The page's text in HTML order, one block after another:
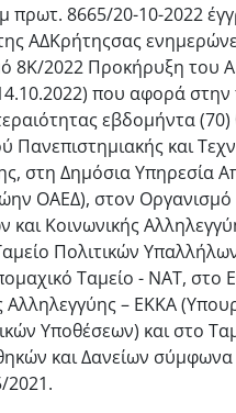
πρωτ. 8665/20-10-2022
ΑΔΚρήτηςσας
8Κ/2022 Προκήρυξη του
που αφορά
εβδομήντα
Πανεπιστημιακής και
στη Δημόσια Υπηρεσία
ΟΑΕΔ), στον
και Κοινωνικής
Πολιτικών
Ταμείο - ΝΑΤ, στο
Αλληλεγγύης – ΕΚΚΑ
Υποθέσεων) και στο
και Δανείων
2021.